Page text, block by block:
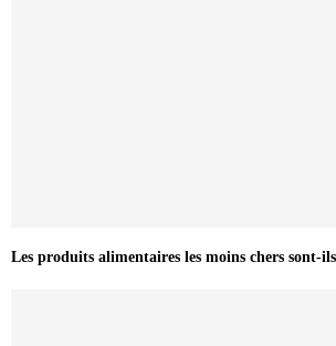
Les produits alimentaires les moins chers sont-